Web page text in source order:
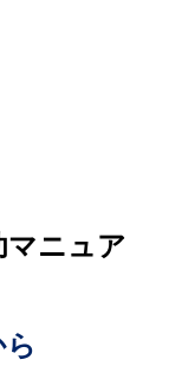
マニュア
ら